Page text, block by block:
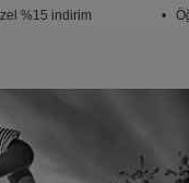
%15 indirim •